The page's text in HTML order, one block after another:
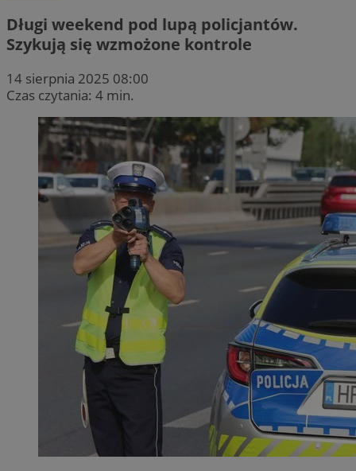
Długi weekend pod lupą policjantów.
Szykują się wzmożone kontrole
14 sierpnia 2025 08:00
Czas czytania: 4 min.